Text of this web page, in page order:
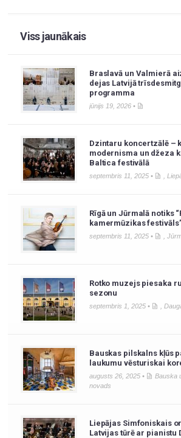
Viss jaunākais
Braslavā un Valmierā
dejas Latvijā
programma
jūnijs 19, 2026 •
Dzintaru koncertzālē –
modernisma un džeza
Baltica festivālā
septembris 11, 2025 •
Rīgā un Jūrmalā notiks
kamermūzikas
septembris 11, 2025 •
Rotko muzejs piesaka
sezonu
septembris 1, 2025 •
Bauskas pilskalns kļūs
laukumu vēsturiskai
augusts 26, 2025 • Bauska
novads
Liepājas Simfoniskais
Latvijas tūrē ar pianistu